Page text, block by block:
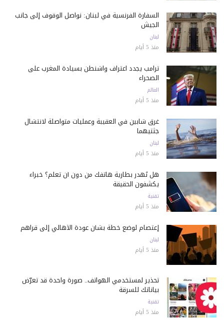
السفارة الفرنسية في لبنان: نواصل الوقوف إلى جانب
الجيش
لبنان
منذ 5 أيام
ترامب يجدد اعتراف واشنطن بسيادة المغرب على
الصحراء
العالم
منذ 5 أيام
غرق شابين في العقيبة وعمليات متواصلة لانتشال
جثتيهما
لبنان
منذ 5 أيام
هل تُهدر بطارية هاتفك من دون أن تعلم؟ خبراء
يكشفون الحقيقة
تقنية
منذ 5 أيام
إعتصام لوضع خطة بشأن عودة الأهالي إلى قراهم
لبنان
منذ 5 أيام
تحذير لمستخدمي الهواتف.. صورة واحدة قد تعرّض
بياناتك للسرقة
تقنية
منذ 5 أيام